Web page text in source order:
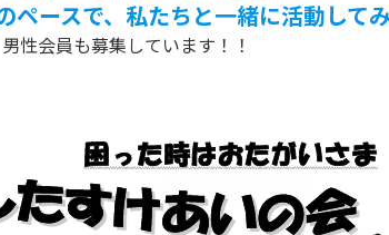
ペースで、私たちと一緒に活動して
男性会員も募集しています！！